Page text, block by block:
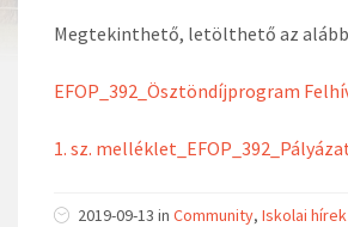
Megtekinthető, letölthető az
EFOP_392_Ösztöndíjprogram
1. sz.
2019-09-13 in Community, Iskolai hírek